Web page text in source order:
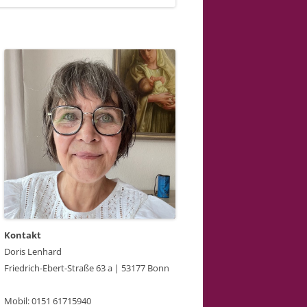
Kontakt
Doris Lenhard
Friedrich-Ebert-Straße 63 a | 53177 Bonn
Mobil: 0151 61715940